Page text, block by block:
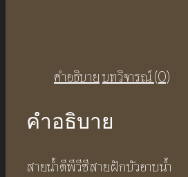
คำอธิบายบทวิจารณ์ (0)
คำอธิบาย
สายน้ำดีพีวีซีสายฝักบัวอาบน้ำ